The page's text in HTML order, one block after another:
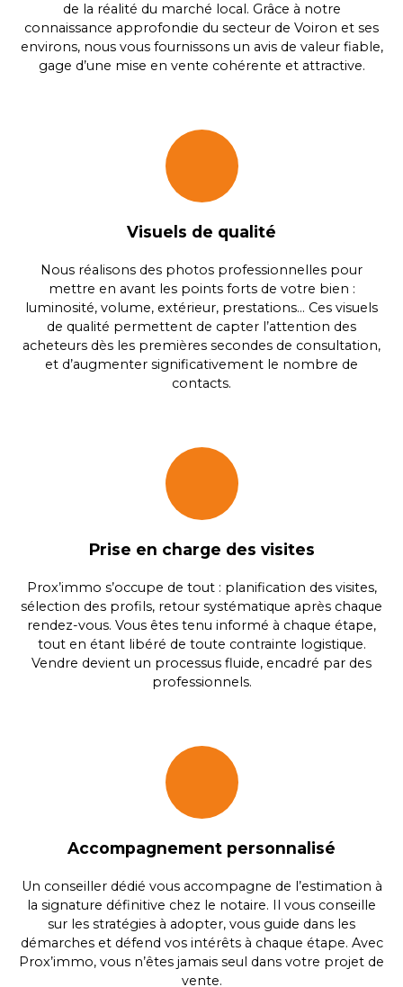
de la réalité du marché local. Grâce à notre
connaissance approfondie du secteur de Voiron et ses
environs, nous vous fournissons un avis de valeur fiable,
gage d’une mise en vente cohérente et attractive.
Visuels de qualité
Nous réalisons des photos professionnelles pour
mettre en avant les points forts de votre bien :
luminosité, volume, extérieur, prestations… Ces visuels
de qualité permettent de capter l’attention des
acheteurs dès les premières secondes de consultation,
et d’augmenter significativement le nombre de
contacts.
Prise en charge des visites
Prox’immo s’occupe de tout : planification des visites,
sélection des profils, retour systématique après chaque
rendez-vous. Vous êtes tenu informé à chaque étape,
tout en étant libéré de toute contrainte logistique.
Vendre devient un processus fluide, encadré par des
professionnels.
Accompagnement personnalisé
Un conseiller dédié vous accompagne de l’estimation à
la signature définitive chez le notaire. Il vous conseille
sur les stratégies à adopter, vous guide dans les
démarches et défend vos intérêts à chaque étape. Avec
Prox’immo, vous n’êtes jamais seul dans votre projet de
vente.